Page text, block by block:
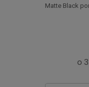
Matte Black